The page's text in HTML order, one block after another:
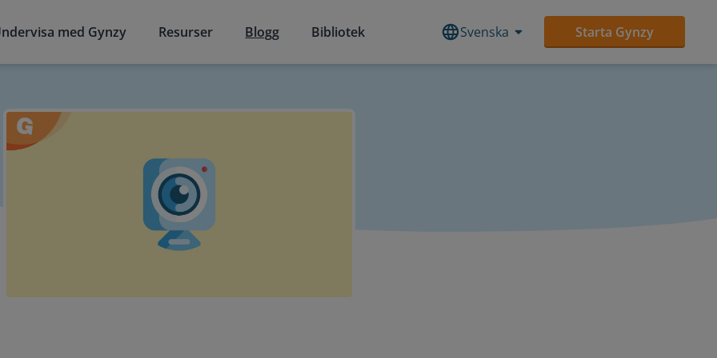
med Gynzy Resurser Blogg Bibliotek Svenska Starta Gynzy